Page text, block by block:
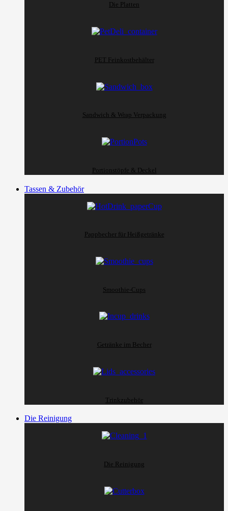
Die Platten
PET Feinkostbehälter
Sandwich & Wrap Verpackung
Portionstöpfe & Deckel
Tassen & Zubehör
Pappbecher für Heißgetränke
Smoothie-Cups
Getränke im Becher
Trinkzubehör
Die Reinigung
Die Reinigung